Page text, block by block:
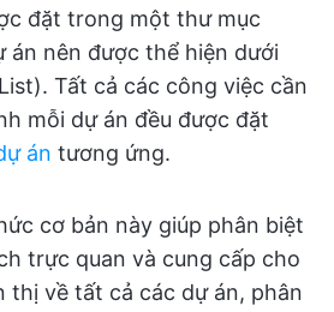
đặt trong một thư mục
án nên được thể hiện dưới
Tất cả các công việc cần
mỗi dự án đều được đặt
án tương ứng.
cơ bản này giúp phân biệt
trực quan và cung cấp cho
thị về tất cả các dự án, phân